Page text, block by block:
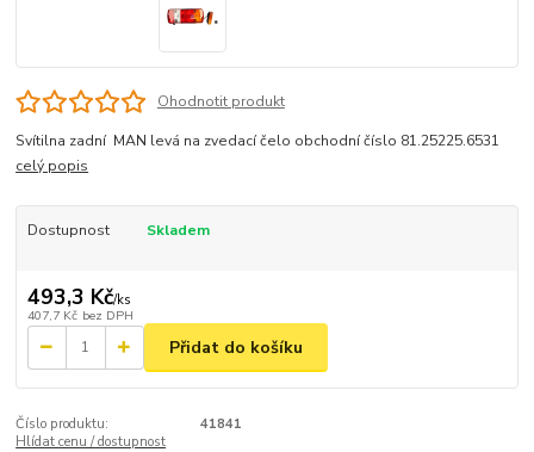
Ohodnotit produkt
Svítilna zadní MAN levá na zvedací čelo obchodní číslo 81.25225.6531
celý popis
Dostupnost Skladem
493,3 Kč/ks
407,7 Kč bez DPH
Přidat do košíku
Číslo produktu:
41841
Hlídat cenu / dostupnost